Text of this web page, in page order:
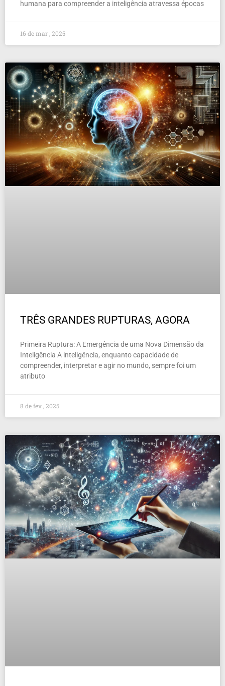
humana para compreender a inteligência atravessa épocas
16 de mar , 2025
TRÊS GRANDES RUPTURAS, AGORA
Primeira Ruptura: A Emergência de uma Nova Dimensão da
Inteligência A inteligência, enquanto capacidade de
compreender, interpretar e agir no mundo, sempre foi um
atributo
8 de fev , 2025